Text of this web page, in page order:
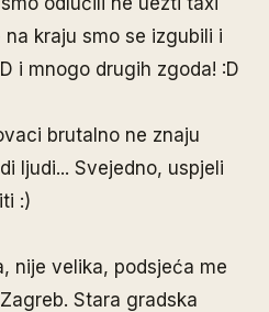
kraju smo se izgubili i
i mnogo drugih zgoda! :D
brutalno ne znaju
ljudi... Svejedno, uspjeli
:)
nije velika, podsjeća me
Stara gradska